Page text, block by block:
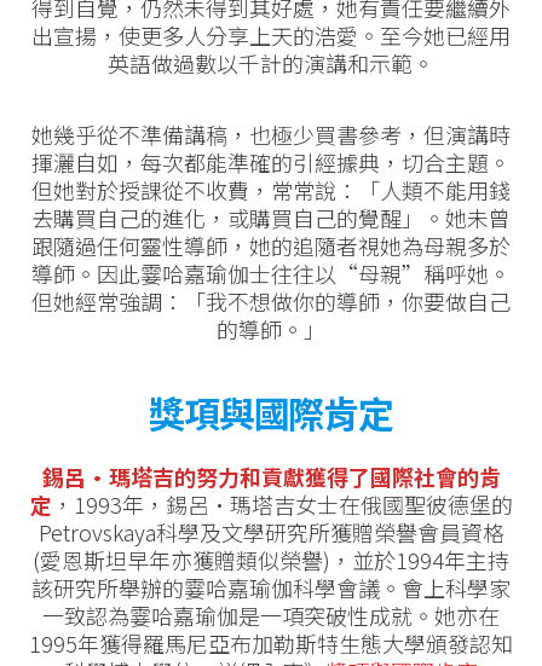
得到自覺，仍然未得到其好處，她有責任要繼續外
出宣揚，使更多人分享上天的浩愛。至今她已經用
英語做過數以千計的演講和示範。
她幾乎從不準備講稿，也極少買書參考，但演講時
揮灑自如，每次都能準確的引經據典，切合主題。
但她對於授課從不收費，常常說：「人類不能用錢
去購買自己的進化，或購買自己的覺醒」。她未曾
跟隨過任何靈性導師，她的追隨者視她為母親多於
導師。因此霎哈嘉瑜伽士往往以“母親”稱呼她。
但她經常強調：「我不想做你的導師，你要做自己
的導師。」
獎項與國際肯定
錫呂·瑪塔吉的努力和貢獻獲得了國際社會的肯
定 ，1993年，錫呂·瑪塔吉女士在俄國聖彼德堡的
Petrovskaya科學及文學研究所獲贈榮譽會員資格
(愛恩斯坦早年亦獲贈類似榮譽)，並於1994年主持
該研究所舉辦的霎哈嘉瑜伽科學會議。會上科學家
一致認為霎哈嘉瑜伽是一項突破性成就。她亦在
1995年獲得羅馬尼亞布加勒斯特生態大學頒發認知